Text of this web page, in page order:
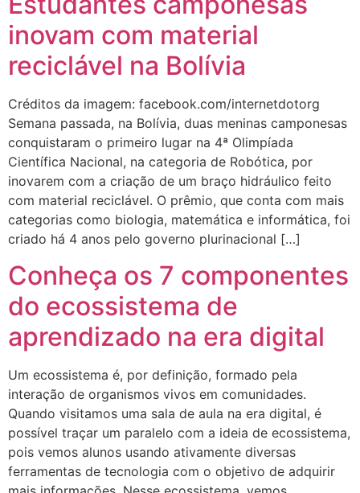
inovam com material
reciclável na Bolívia
Créditos da imagem: facebook.com/internetdotorg
Semana passada, na Bolívia, duas meninas camponesas
conquistaram o primeiro lugar na 4ª Olimpíada
Científica Nacional, na categoria de Robótica, por
inovarem com a criação de um braço hidráulico feito
com material reciclável. O prêmio, que conta com mais
categorias como biologia, matemática e informática, foi
criado há 4 anos pelo governo plurinacional […]
Conheça os 7 componentes
do ecossistema de
aprendizado na era digital
Um ecossistema é, por definição, formado pela
interação de organismos vivos em comunidades.
Quando visitamos uma sala de aula na era digital, é
possível traçar um paralelo com a ideia de ecossistema,
pois vemos alunos usando ativamente diversas
ferramentas de tecnologia com o objetivo de adquirir